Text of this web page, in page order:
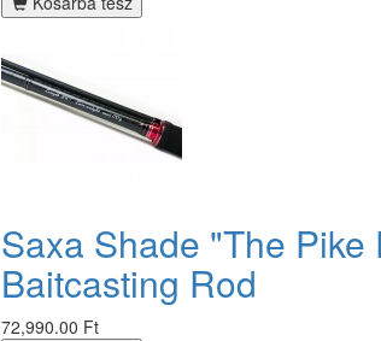
Saxa Shade "The
Baitcasting Rod
72,990.00 Ft